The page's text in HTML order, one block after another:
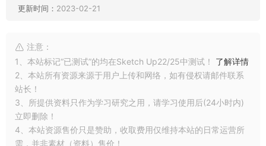
更新时间： 2023-02-21
注意：
1、本站标记“已测试”的均在Sketch Up22/25中测试！ 了解详情
2、本站所有资源来源于用户上传和网络，如有侵权请邮件联系
站长！
3、所提供资料只作为学习研究之用，请学习使用后(24小时内)
立即删除！
4、本站资源售价只是赞助，收取费用仅维持本站的日常运营所
需，并非素材（资料）售价！